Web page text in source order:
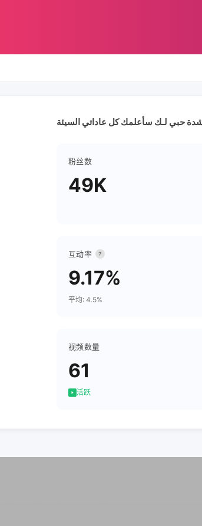
粉丝数
49K
互动率 ?
9.17%
平均: 4.5%
视频数量
61
活跃